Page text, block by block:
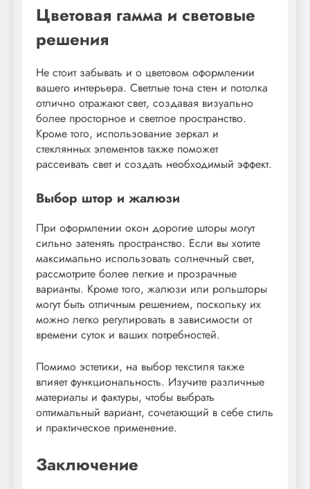
Цветовая гамма и световые
решения
Не стоит забывать и о цветовом оформлении
вашего интерьера. Светлые тона стен и потолка
отлично отражают свет, создавая визуально
более просторное и светлое пространство.
Кроме того, использование зеркал и
стеклянных элементов также поможет
рассеивать свет и создать необходимый эффект.
Выбор штор и жалюзи
При оформлении окон дорогие шторы могут
сильно затенять пространство. Если вы хотите
максимально использовать солнечный свет,
рассмотрите более легкие и прозрачные
варианты. Кроме того, жалюзи или рольшторы
могут быть отличным решением, поскольку их
можно легко регулировать в зависимости от
времени суток и ваших потребностей.
Помимо эстетики, на выбор текстиля также
влияет функциональность. Изучите различные
материалы и фактуры, чтобы выбрать
оптимальный вариант, сочетающий в себе стиль
и практическое применение.
Заключение